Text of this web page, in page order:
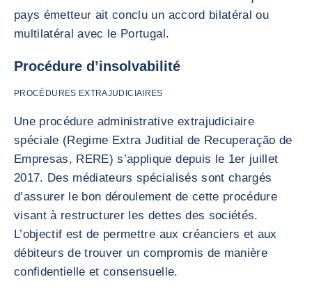
pays émetteur ait conclu un accord bilatéral ou
multilatéral avec le Portugal.
Procédure d’insolvabilité
PROCÉDURES EXTRAJUDICIAIRES
Une procédure administrative extrajudiciaire
spéciale (Regime Extra Juditial de Recuperação de
Empresas, RERE) s’applique depuis le 1er juillet
2017. Des médiateurs spécialisés sont chargés
d’assurer le bon déroulement de cette procédure
visant à restructurer les dettes des sociétés.
L’objectif est de permettre aux créanciers et aux
débiteurs de trouver un compromis de manière
confidentielle et consensuelle.